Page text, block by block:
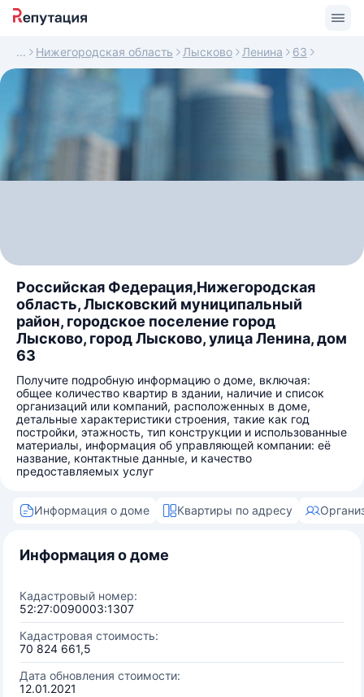
Нижегородская область Лысково Ленина 63
Российская Федерация,Нижегородская
область, Лысковский муниципальный
район, городское поселение город
Лысково, город Лысково, улица Ленина, дом
63
Получите подробную информацию о доме, включая:
общее количество квартир в здании, наличие и список
организаций или компаний, расположенных в доме,
детальные характеристики строения, такие как год
постройки, этажность, тип конструкции и использованные
материалы, информация об управляющей компании: её
название, контактные данные, и качество
предоставляемых услуг
Информация о доме Квартиры по адресу
Информация о доме
Кадастровый номер:
52:27:0090003:1307
Кадастровая стоимость:
70 824 661,5
Дата обновления стоимости:
12.01.2021